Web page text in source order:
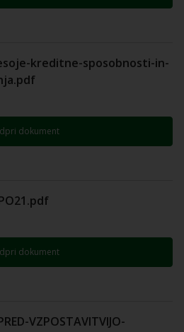
kreditne-sposobnosti-in-
Odpri dokument
Odpri dokument
VZPOSTAVITVIJO-